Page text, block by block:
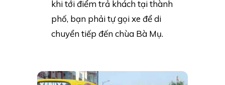
khi tới điểm trả khách tại thành
phố, bạn phải tự gọi xe để di
chuyển tiếp đến chùa Bà Mụ.